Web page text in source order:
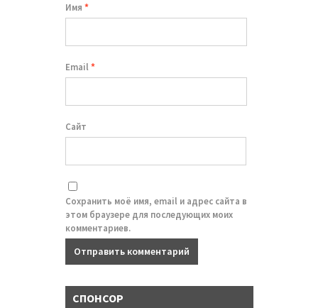
Имя *
Email*
Сайт
Сохранить моё имя, email и адрес сайта в
этом браузере для последующих моих
комментариев.
СПОНСОР